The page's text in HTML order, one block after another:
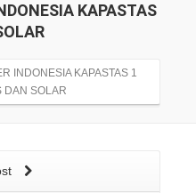
KAPASTAS
INDONESIA KAPASTAS 1
DAN SOLAR